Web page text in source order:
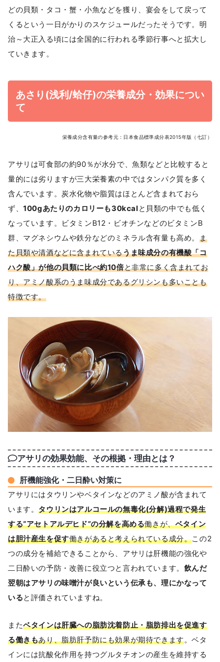
どの貝類・タコ・蟹・小魚などを獲り、宴会をして戻って
くるという一日がかりのスケジュールだったそうです。明
治～大正入る頃には全国的に行われる季節行事へと拡大し
ていきます。
あさり(浅利/蛤仔)の栄養成分・効果につい
て
栄養成分含有量の参考元：日本食品標準成分表2015年版（七訂）
アサリは可食部の約90％が水分で、魚類などと比較すると
量的には劣りますが三大栄養素の中ではタンパク質を多く
含んでいます。炭水化物や脂質はほとんど含まれておら
ず、100gあたりのカロリーも30kcalと貝類の中でも低く
なっています。ビタミンB12・ビオチンなどのビタミンB
群、マグネシウムや鉄分などのミネラル含有量も高め。ま
た貝類や清酒などに含まれているうま味成分の有機酸「コ
ハク酸」が他の貝類に比べ約10倍と非常に多く含まれてお
り、アミノ酸系のうま味成分であるグリシンも多いことも
特徴です。
アサリの効果効能、その根拠・理由とは？
肝機能強化・二日酔い対策に
アサリにはタウリンやベタインなどのアミノ酸が含まれて
います。タウリンはアルコールの無毒化(分解)過程で発生
する“アセトアルデヒド”の分解を高める働きが、ベタイン
は胆汁産生を促す働きがあると考えられている成分。この2
つの成分を補給できることから、アサリは肝機能の強化や
二日酔いの予防・改善に役立つと言われています。 飲んだ
翌朝はアサリの味噌汁が良いという伝承も、理にかなって
いると評価されていますね。
またベタインは肝臓への脂肪沈着防止・脂肪排出を促進す
る働きもあり、脂肪肝予防にも効果が期待できます。ベタ
インには抗酸化作用を持つグルタチオンの産生を維持する